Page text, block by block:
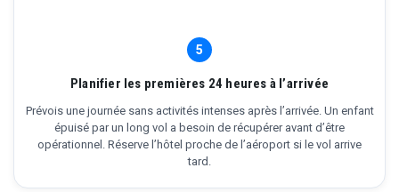
5
Planifier les premières 24 heures à l’arrivée
Prévois une journée sans activités intenses après l’arrivée. Un enfant
épuisé par un long vol a besoin de récupérer avant d’être
opérationnel. Réserve l’hôtel proche de l’aéroport si le vol arrive
tard.